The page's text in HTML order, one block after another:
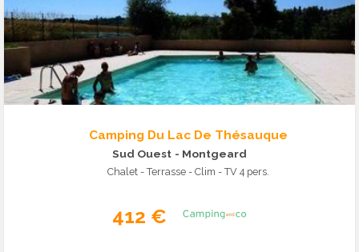
Camping Du Lac De Thésauque
Sud Ouest - Montgeard
Chalet - Terrasse - Clim - TV 4 pers.
412 €